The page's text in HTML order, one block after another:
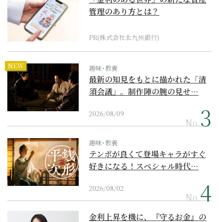
管理のあり方とは？
PR(株式会社北九州銀行)
NEW 趣味･教養
最新の知見をもとに描かれた「清
須会議」。制作陣の腕の見せ…
2026/08/09
No.
趣味･教養
テンポが良くて登場キャラがすぐ
好きになる！スペシャル時代…
2026/08/02
No.
金利上昇を機に、『守るお金』の